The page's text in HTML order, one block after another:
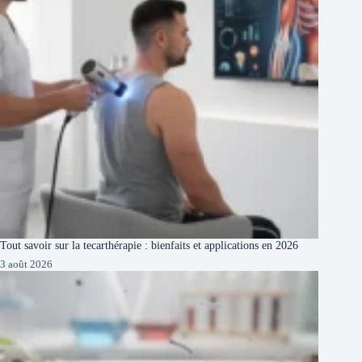
Tout savoir sur la tecarthérapie : bienfaits et applications en 2026
3 août 2026